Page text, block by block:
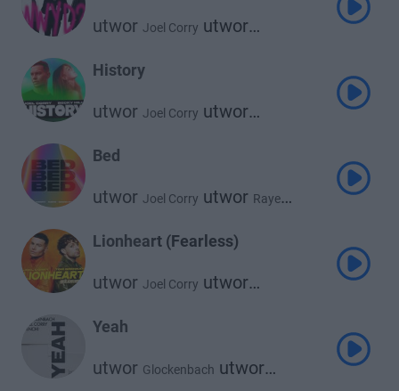
utwor Joel Corry utwor
History
utwor Joel Corry utwor
Bed
utwor Joel Corry utwor Raye
Lionheart (Fearless)
utwor Joel Corry utwor
Yeah
utwor Glockenbach utwor